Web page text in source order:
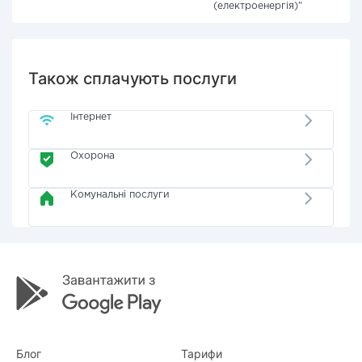
(електроенергія)"
Також сплачують послуги
Інтернет
Охорона
Комунальні послуги
Блог Тарифи